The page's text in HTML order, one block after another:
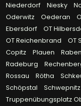
Niederdorf
Niesky
Oderwitz
Oederan
Ebersdorf
OT
OT Reichenbrand
OT
Copitz
Plauen
Radeburg
Rossau
Rötha
Schöpstal
Schwepnitz
Truppenübungsplatz